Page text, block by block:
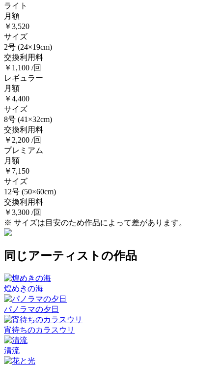
ライト
月額
￥3,520
サイズ
2号 (24×19cm)
交換利用料
￥1,100 /回
レギュラー
月額
￥4,400
サイズ
8号 (41×32cm)
交換利用料
￥2,200 /回
プレミアム
月額
￥7,150
サイズ
12号 (50×60cm)
交換利用料
￥3,300 /回
※ サイズは目安のため作品によって差があります。
同じアーティストの作品
煌めきの海
パノラマの夕日
宵待ちのカラスウリ
清流